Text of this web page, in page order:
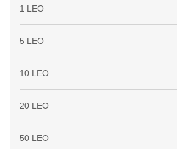
1 LEO
5 LEO
10 LEO
20 LEO
50 LEO